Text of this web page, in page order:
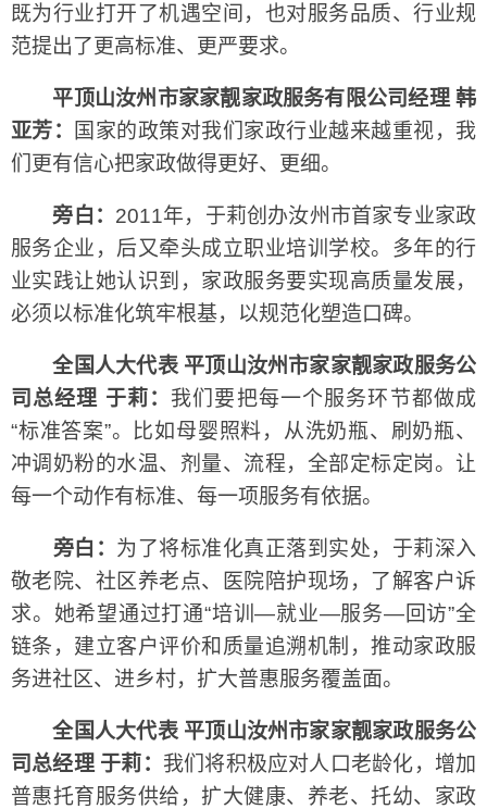
既为行业打开了机遇空间，也对服务品质、行业规
范提出了更高标准、更严要求。
平顶山汝州市家家靓家政服务有限公司经理 韩
亚芳：
国家的政策对我们家政行业越来越重视，我
们更有信心把家政做得更好、更细。
旁白： 2011年，于莉创办汝州市首家专业家政
服务企业，后又牵头成立职业培训学校。多年的行
业实践让她认识到，家政服务要实现高质量发展，
必须以标准化筑牢根基，以规范化塑造口碑。
全国人大代表 平顶山汝州市家家靓家政服务公
司总经理 于莉： 我们要把每一个服务环节都做成
“标准答案”。比如母婴照料，从洗奶瓶、刷奶瓶、
冲调奶粉的水温、剂量、流程，全部定标定岗。让
每一个动作有标准、每一项服务有依据。
旁白： 为了将标准化真正落到实处，于莉深入
敬老院、社区养老点、医院陪护现场，了解客户诉
求。她希望通过打通“培训—就业—服务—回访”全
链条，建立客户评价和质量追溯机制，推动家政服
务进社区、进乡村，扩大普惠服务覆盖面。
全国人大代表 平顶山汝州市家家靓家政服务公
司总经理 于莉： 我们将积极应对人口老龄化，增加
普惠托育服务供给，扩大健康、养老、托幼、家政